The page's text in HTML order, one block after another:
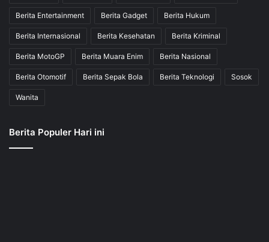
Berita Entertainment Berita Gadget Berita Hukum
Berita Internasional Berita Kesehatan Berita Kriminal
Berita MotoGP Berita Muara Enim Berita Nasional
Berita Otomotif Berita Sepak Bola Berita Teknologi Sosok
Wanita
Berita Populer Hari ini